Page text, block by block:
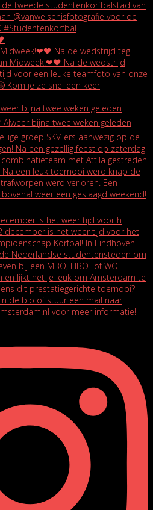
Na de wedstrijd teg
bijna twee weken geleden
is het weer tijd voor h